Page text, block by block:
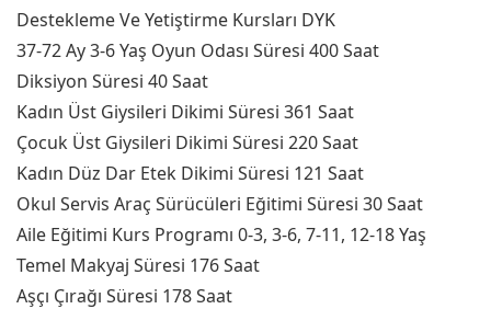
Destekleme Ve Yetiştirme Kursları DYK
37-72 Ay 3-6 Yaş Oyun Odası Süresi 400 Saat
Diksiyon Süresi 40 Saat
Kadın Üst Giysileri Dikimi Süresi 361 Saat
Çocuk Üst Giysileri Dikimi Süresi 220 Saat
Kadın Düz Dar Etek Dikimi Süresi 121 Saat
Okul Servis Araç Sürücüleri Eğitimi Süresi 30 Saat
Aile Eğitimi Kurs Programı 0-3, 3-6, 7-11, 12-18 Yaş
Temel Makyaj Süresi 176 Saat
Aşçı Çırağı Süresi 178 Saat